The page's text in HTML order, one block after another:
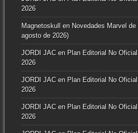
2026
Magnetoskullen Novedades Marvel
agosto de 2026)
JORDI JACen Plan Editorial No
2026
JORDI JACen Plan Editorial No
2026
JORDI JACen Plan Editorial No
2026